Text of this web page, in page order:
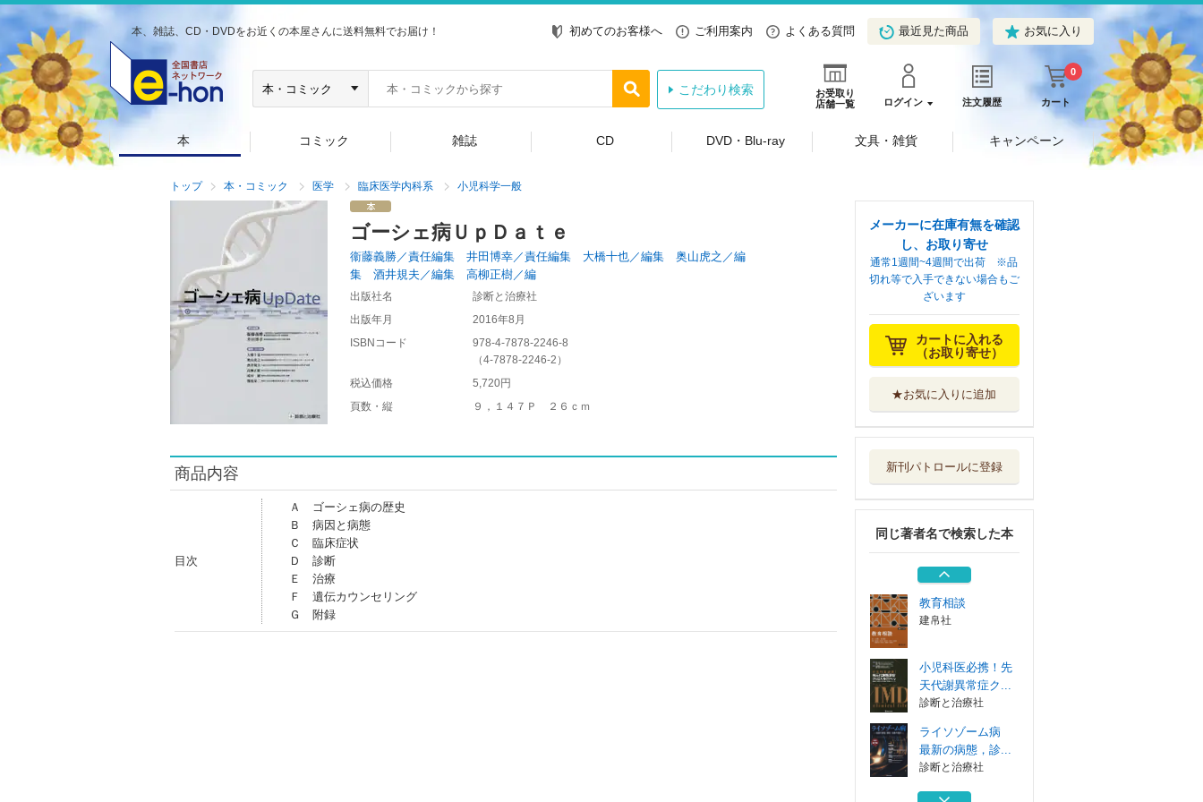
本、雑誌、CD・DVDをお近くの本屋さんに送料無料でお届け！ 初めてのお客様へ ご利用案内 よくある質問 最近見た商品 お気に入り
お受取り
店舗一覧
ログイン 注文履歴 カート
0
こだわり検索
本 コミック 雑誌 CD DVD・Blu-ray 文具・雑貨 キャンペーン
トップ 本・コミック 医学 臨床医学内科系 小児科学一般
ゴーシェ病ＵｐＤａｔｅ
衞藤義勝／責任編集 井田博幸／責任編集 大橋十也／編集 奥山虎之／編
集 酒井規夫／編集 高柳正樹／編
出版社名
診断と治療社
出版年月
2016年8月
ISBNコード
978-4-7878-2246-8
（4-7878-2246-2 ）
税込価格
5,720円
頁数・縦
９，１４７Ｐ ２６ｃｍ
商品内容
目次
Ａ ゴーシェ病の歴史
Ｂ 病因と病態
Ｃ 臨床症状
Ｄ 診断
Ｅ 治療
Ｆ 遺伝カウンセリング
Ｇ 附録
メーカーに在庫有無を確認
し、お取り寄せ
通常1週間~4週間で出荷 ※品
切れ等で入手できない場合もご
ざいます
カートに入れる
（お取り寄せ）
★お気に入りに追加
新刊パトロールに登録
同じ著者名で検索した本
ライソゾーム病
最新の病態，診...
ファブリー病Ｕｐ
診断と治療社
国立成育医療研究
センター小児臨...
診断と治療社
教育相談
建帛社
小児科医必携！先
天代謝異常症ク...
診断と治療社
ライソゾーム病
最新の病態，診...
診断と治療社
ファブリー病Ｕｐ